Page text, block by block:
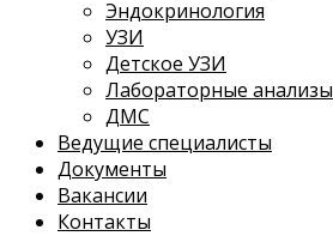
Эндокринология
УЗИ
Детское УЗИ
Лабораторные анализы
ДМС
Ведущие специалисты
Документы
Вакансии
Контакты